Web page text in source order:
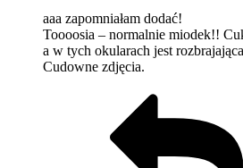
aaa zapomniałam dodać!
Toooosia – normalnie miodek!!
a w tych okularach jest
Cudowne zdjęcia.